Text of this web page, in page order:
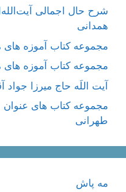
شرح حال اجمالی
همدانی
مجموعه کتاب آموزه
مجموعه کتاب آموزه
آیت اللَه حاج میرزا جواد
مجموعه کتاب های
طهرانی
مه پاش